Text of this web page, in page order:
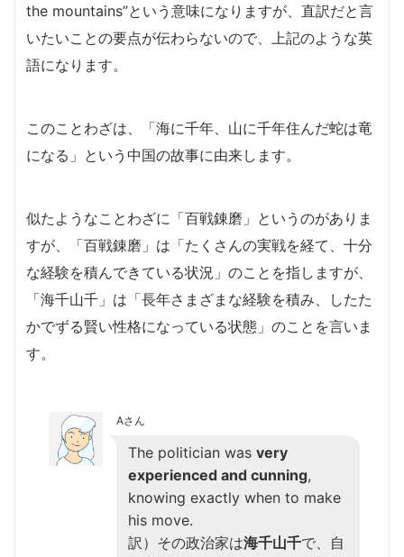
the mountains”という意味になりますが、直訳だと言
いたいことの要点が伝わらないので、上記のような英
語になります。
このことわざは、「海に千年、山に千年住んだ蛇は竜
になる」という中国の故事に由来します。
似たようなことわざに「百戦錬磨」というのがありま
すが、「百戦錬磨」は「たくさんの実戦を経て、十分
な経験を積んできている状況」のことを指しますが、
「海千山千」は「長年さまざまな経験を積み、したた
かでずる賢い性格になっている状態」のことを言いま
す。
Aさん
The politician was very
experienced and cunning,
knowing exactly when to make
his move.
訳）その政治家は海千山千で、自